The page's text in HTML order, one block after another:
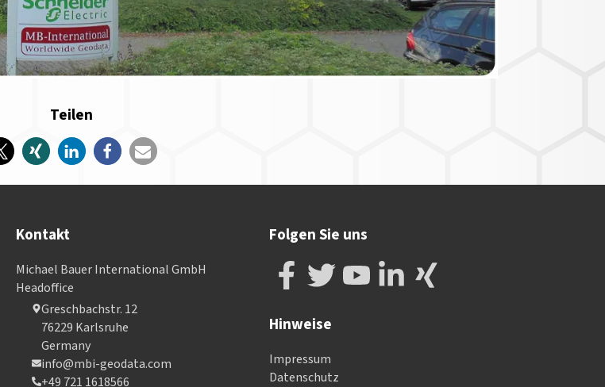
Teilen
Kontakt
Michael Bauer International GmbH
Headoffice
Greschbachstr. 12
76229 Karlsruhe
Germany
info@mbi-geodata.com
+49 721 1618566
Folgen Sie uns
Hinweise
Impressum
Datenschutz